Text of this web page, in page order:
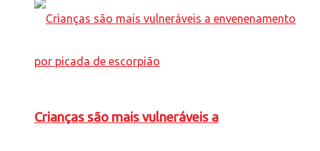
Crianças são mais vulneráveis a